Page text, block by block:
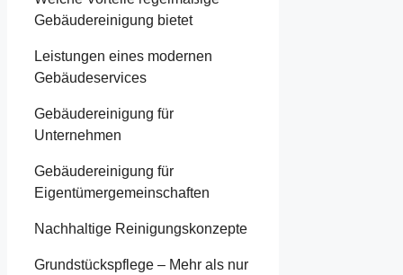
Gebäudereinigung bietet
Leistungen eines modernen
Gebäudeservices
Gebäudereinigung für
Unternehmen
Gebäudereinigung für
Eigentümergemeinschaften
Nachhaltige Reinigungskonzepte
Grundstückspflege – Mehr als nur